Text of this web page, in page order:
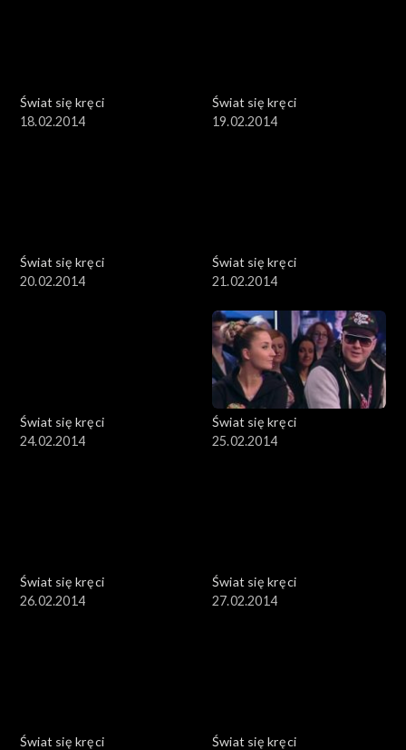
Świat się kręci
18.02.2014
Świat się kręci
19.02.2014
Świat się kręci
20.02.2014
Świat się kręci
21.02.2014
Świat się kręci
24.02.2014
Świat się kręci
25.02.2014
Świat się kręci
26.02.2014
Świat się kręci
27.02.2014
Świat się kręci
Świat się kręci